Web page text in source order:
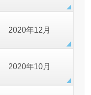
2020年12月
2020年10月